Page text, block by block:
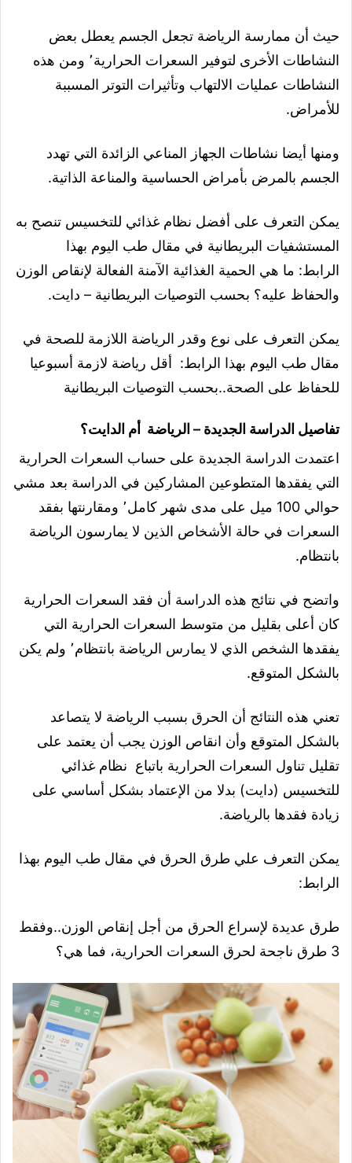
حيث أن ممارسة الرياضة تجعل الجسم يعطل بعض
النشاطات الأخرى لتوفير السعرات الحرارية٬ ومن هذه
النشاطات عمليات الالتهاب وتأثيرات التوتر المسببة
للأمراض.
ومنها أيضا نشاطات الجهاز المناعي الزائدة التي تهدد
الجسم بالمرض بأمراض الحساسية والمناعة الذاتية.
يمكن التعرف على أفضل نظام غذائي للتخسيس تنصح به
المستشفيات البريطانية في مقال طب اليوم بهذا
الرابط: ما هي الحمية الغذائية الآمنة الفعالة لإنقاص الوزن
والحفاظ عليه؟ بحسب التوصيات البريطانية – دايت.
يمكن التعرف على نوع وقدر الرياضة اللازمة للصحة في
مقال طب اليوم بهذا الرابط: أقل رياضة لازمة أسبوعيا
للحفاظ على الصحة..بحسب التوصيات البريطانية
تفاصيل الدراسة الجديدة – الرياضة أم الدايت؟
اعتمدت الدراسة الجديدة على حساب السعرات الحرارية
التي يفقدها المتطوعين المشاركين في الدراسة بعد مشي
حوالي 100 ميل على مدى شهر كامل٬ ومقارنتها بفقد
السعرات في حالة الأشخاص الذين لا يمارسون الرياضة
بانتظام.
واتضح في نتائج هذه الدراسة أن فقد السعرات الحرارية
كان أعلى بقليل من متوسط السعرات الحرارية التي
يفقدها الشخص الذي لا يمارس الرياضة بانتظام٬ ولم يكن
بالشكل المتوقع.
تعني هذه النتائج أن الحرق بسبب الرياضة لا يتصاعد
بالشكل المتوقع وأن انقاص الوزن يجب أن يعتمد على
تقليل تناول السعرات الحرارية باتباع نظام غذائي
للتخسيس (دايت) بدلا من الإعتماد بشكل أساسي على
زيادة فقدها بالرياضة.
يمكن التعرف علي طرق الحرق في مقال طب اليوم بهذا
الرابط:
طرق عديدة لإسراع الحرق من أجل إنقاص الوزن..وفقط
3 طرق ناجحة لحرق السعرات الحرارية، فما هي؟